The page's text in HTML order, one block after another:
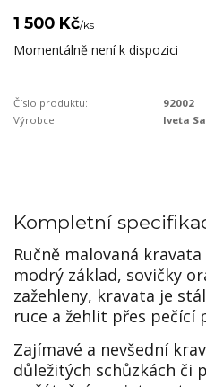
1 500 Kč/ks
Momentálně není k dispozici
Číslo produktu:
92002
Výrobce:
Iveta
Kompletní
Ručně malovaná
modrý základ, sovičky
zažehleny, kravata je
ruce a žehlit přes pečící
Zajímavé a nevšední
důležitých schůzkách či